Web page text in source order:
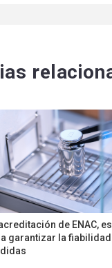
de ENAC,
garantizar la